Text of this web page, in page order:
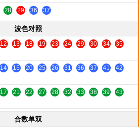
28 29 36 37
波色对照
12 13 18 19 23 24 29 30 34
35
14 15 20 25 26 31 36 37 41
42
17 21 22 27 28 32 33 38 39
43
合数单双